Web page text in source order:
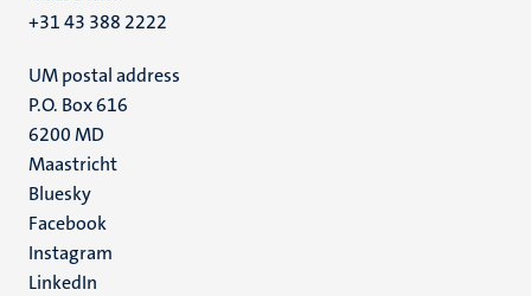
+31 43 388 2222
UM postal address
P.O. Box 616
6200 MD
Maastricht
Social
media
Bluesky
Facebook
Instagram
LinkedIn